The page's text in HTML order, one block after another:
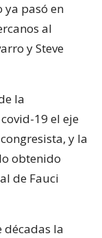
ya pasó en
al
y Steve
la
19 el eje
y la
obtenido
de Fauci
décadas la